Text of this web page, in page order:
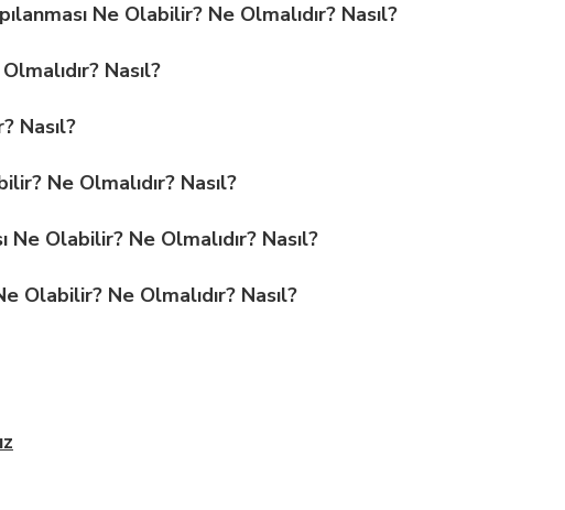
Ne Olabilir? Ne Olmalıdır? Nasıl?
Nasıl?
Nasıl?
Ne Olmalıdır? Nasıl?
Olabilir? Ne Olmalıdır? Nasıl?
Olabilir? Ne Olmalıdır? Nasıl?